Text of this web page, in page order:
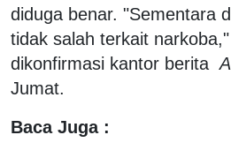
diduga benar. "Sementara
tidak salah terkait
dikonfirmasi kantor berita
Jumat.
Baca Juga :